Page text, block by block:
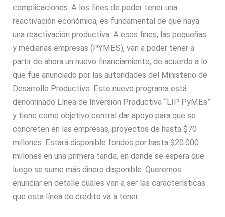
complicaciones. A los fines de poder tener una
reactivación económica, es fundamental de que haya
una reactivación productiva. A esos fines, las pequeñas
y medianas empresas (PYMES), van a poder tener a
partir de ahora un nuevo financiamiento, de acuerdo a lo
que fue anunciado por las autoridades del Ministerio de
Desarrollo Productivo. Este nuevo programa está
denominado Línea de Inversión Productiva “LIP PyMEs”
y tiene como objetivo central dar apoyo para que se
concreten en las empresas, proyectos de hasta $70
millones. Estará disponible fondos por hasta $20.000
millones en una primera tanda, en donde se espera que
luego se sume más dinero disponible. Queremos
enunciar en detalle cuáles van a ser las características
que esta línea de crédito va a tener: